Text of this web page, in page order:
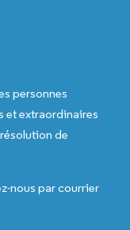
personnes
et extraordinaires
de
nous par courrier